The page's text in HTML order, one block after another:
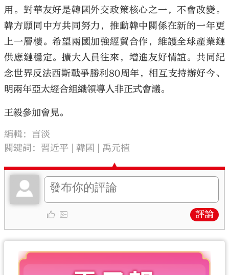
用。對華友好是韓國外交政策核心之一，不會改變。
韓方願同中方共同努力，推動韓中關係在新的一年更
上一層樓。希望兩國加強經貿合作，維護全球產業鏈
供應鏈穩定。擴大人員往來，增進友好情誼。共同紀
念世界反法西斯戰爭勝利80周年，相互支持辦好今、
明兩年亞太經合組織領導人非正式會議。
王毅參加會見。
編輯：言淡
關鍵詞： 習近平 韓國 禹元植
評論